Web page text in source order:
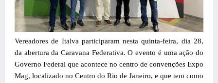
Vereadores de Italva participaram nesta quinta-feira, dia 28,
da abertura da Caravana Federativa. O evento é uma ação do
Governo Federal que acontece no centro de convenções Expo
Mag, localizado no Centro do Rio de Janeiro, e que tem como